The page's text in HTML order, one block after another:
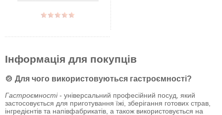
Інформація для покупців
🍲 Для чого використовуються гастроємності?
Гастроємності- універсальний професійний посуд, який
застосовується для приготування їжі, зберігання готових страв,
інгредієнтів та напівфабрикатів, а також використовується на